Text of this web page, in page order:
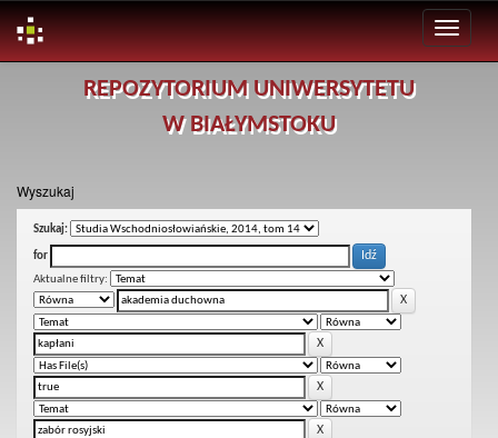
REPOZYTORIUM UNIWERSYTETU
W BIAŁYMSTOKU
Wyszukaj
Szukaj:
for
Aktualne filtry: